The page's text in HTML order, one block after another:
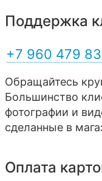
Поддержка
+7 960 479
Обращайтесь
Большинство
фотографии и
сделанные в
Оплата